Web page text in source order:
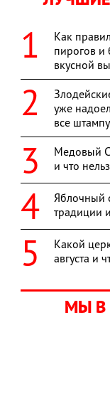
Как
пирогов и
вкусной
уже
все
Медовый
и что
Яблочный
традиции
Какой
августа и
МЫ В